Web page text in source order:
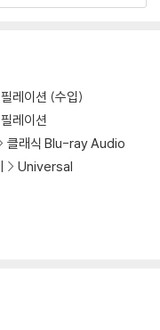
레이션 (수입)
레이션
클래식 Blu-ray Audio
Universal